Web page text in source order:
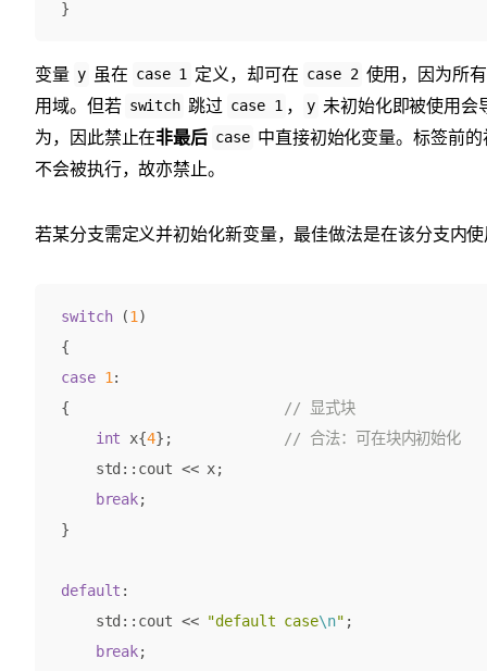
}
变量 y 虽在 case 1 定义，却可在 case 2 使用，因为所
用域。但若 switch 跳过 case 1 ， y 未初始化即被使用会
为，因此禁止在非最后 case 中直接初始化变量。标签前
不会被执行，故亦禁止。
若某分支需定义并初始化新变量，最佳做法是在该分支内
switch (1 )
{
case 1 :
{
// 显式块
int
x{4};
std :: cout << x;
break;
}
default :
std :: cout << "default case\n" ;
break;